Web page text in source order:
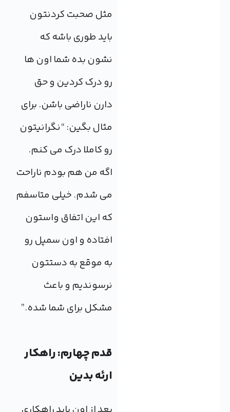
مثل صحبت کردنتون
باید طوری باشه که
نشون بده شما اون ها
رو درک کردین و حق
دارن ناراضی باشن. برای
مثال بگین: “نگرانیتون
رو کاملا درک می کنم.
اگه من هم بودم ناراحت
می شدم. خیلی متاسفم
که این اتفاق واستون
افتاده و اون سمپل رو
به موقع به دستتون
نرسوندیم و باعث
مشکل برای شما شده.”
قدم چهارم: راهکار
ارئه بدین